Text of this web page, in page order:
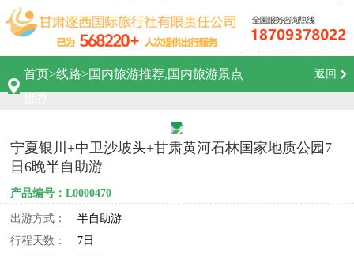
首页>线路>国内旅游推荐,国内旅游景点
返回
宁夏银川+中卫沙坡头+甘肃黄河石林国家地质公园7
日6晚半自助游
产品编号：L0000470
出游方式：
半自助游
行程天数：
7日